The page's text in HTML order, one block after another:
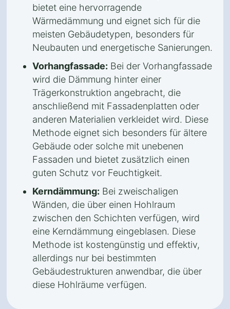
bietet eine hervorragende
Wärmedämmung und eignet sich für die
meisten Gebäudetypen, besonders für
Neubauten und energetische Sanierungen.
Vorhangfassade: Bei der Vorhangfassade
wird die Dämmung hinter einer
Trägerkonstruktion angebracht, die
anschließend mit Fassadenplatten oder
anderen Materialien verkleidet wird. Diese
Methode eignet sich besonders für ältere
Gebäude oder solche mit unebenen
Fassaden und bietet zusätzlich einen
guten Schutz vor Feuchtigkeit.
Kerndämmung: Bei zweischaligen
Wänden, die über einen Hohlraum
zwischen den Schichten verfügen, wird
eine Kerndämmung eingeblasen. Diese
Methode ist kostengünstig und effektiv,
allerdings nur bei bestimmten
Gebäudestrukturen anwendbar, die über
diese Hohlräume verfügen.